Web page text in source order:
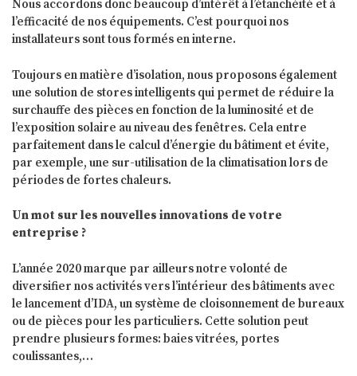
Nous accordons donc beaucoup d’intérêt à l’étanchéité et à
l’efficacité de nos équipements. C’est pourquoi nos
installateurs sont tous formés en interne.
Toujours en matière d’isolation, nous proposons également
une solution de stores intelligents qui permet de réduire la
surchauffe des pièces en fonction de la luminosité et de
l’exposition solaire au niveau des fenêtres. Cela entre
parfaitement dans le calcul d’énergie du bâtiment et évite,
par exemple, une sur-utilisation de la climatisation lors de
périodes de fortes chaleurs.
Un mot sur les nouvelles innovations de votre
entreprise ?
L’année 2020 marque par ailleurs notre volonté de
diversifier nos activités vers l’intérieur des bâtiments avec
le lancement d’IDA, un système de cloisonnement de bureaux
ou de pièces pour les particuliers. Cette solution peut
prendre plusieurs formes: baies vitrées, portes
coulissantes,…